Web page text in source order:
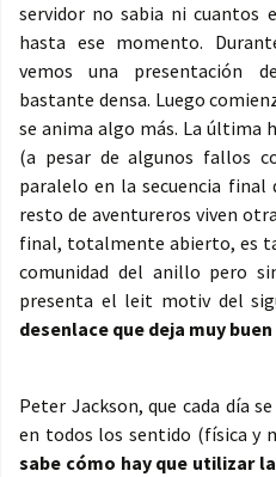
servidor no sabia ni cuantos
hasta ese momento.
vemos una presentación
bastante densa. Luego
se anima algo más. La última
(a pesar de algunos fallos
paralelo en la secuencia
resto de aventureros viven
final, totalmente abierto, es
comunidad del anillo pero
presenta el leit motiv del
desenlace que deja muy
Peter Jackson, que cada día
en todos los sentido (física y
sabe cómo hay que utilizar